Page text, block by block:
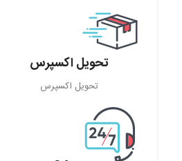
تحویل اکسپرس
تحویل اکسپرس